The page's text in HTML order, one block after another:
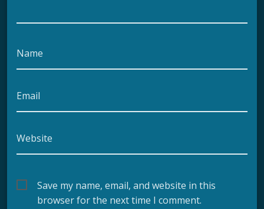
Name
Email
Website
Save my name, email, and website in this
browser for the next time I comment.